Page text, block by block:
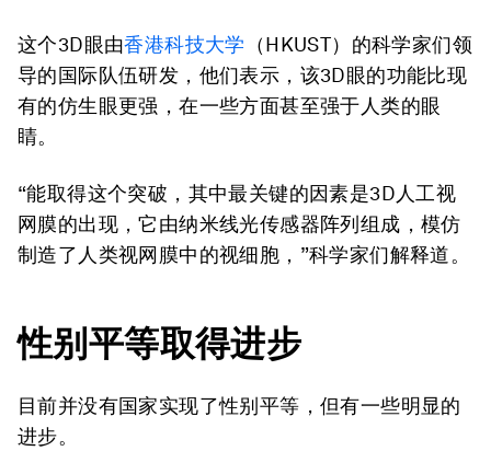
这个3D眼由香港科技大学 （HKUST）的科学家们领
导的国际队伍研发，他们表示，该3D眼的功能比现
有的仿生眼更强，在一些方面甚至强于人类的眼
睛。
“能取得这个突破，其中最关键的因素是3D人工视
网膜的出现，它由纳米线光传感器阵列组成，模仿
制造了人类视网膜中的视细胞，”科学家们解释道。
性别平等取得进步
目前并没有国家实现了性别平等，但有一些明显的
进步。